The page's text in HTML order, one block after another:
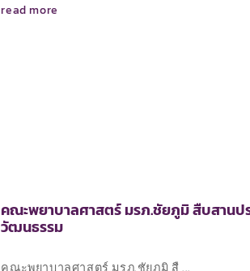
read more
คณะพยาบาลศาสตร์ มรภ.ชัยภูมิ สืบสานป
วัฒนธรรม